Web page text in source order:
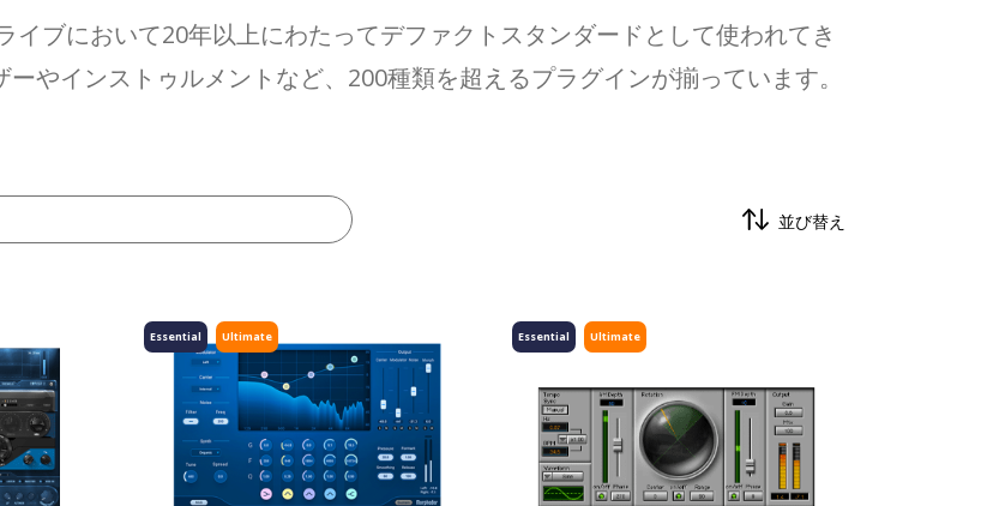
ブにおいて20年以上にわたってデファクトスタンダードとして使われてき
やインストゥルメントなど、200種類を超えるプラグインが揃っています。
並び替え
Ultimate
Essential Ultimate
Essential